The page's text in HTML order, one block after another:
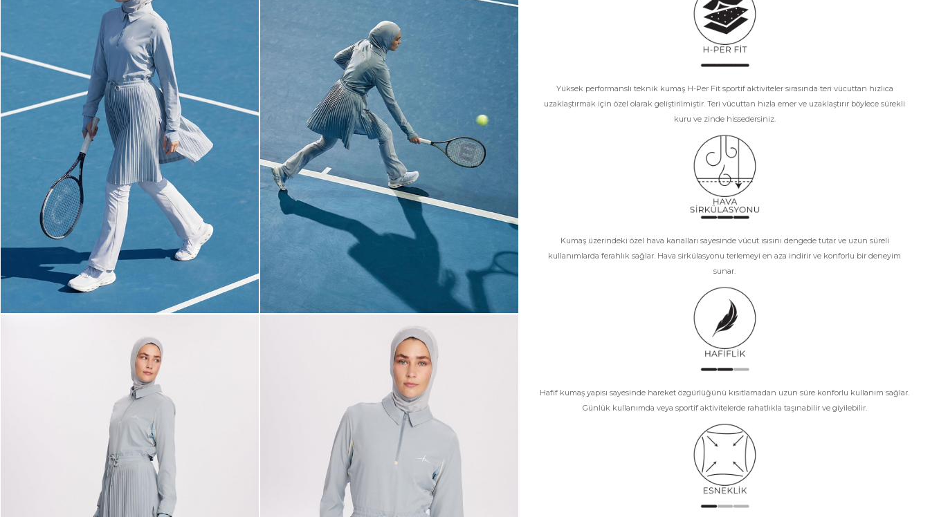
Yüksek performanslı teknik kumaş H-Per Fit sportif aktiviteler sırasında teri vücuttan hızlıca
uzaklaştırmak için özel olarak geliştirilmiştir. Teri vücuttan hızla emer ve uzaklaştırır böylece sürekli
kuru ve zinde hissedersiniz.
Kumaş üzerindeki özel hava kanalları sayesinde vücut ısısını dengede tutar ve uzun süreli
kullanımlarda ferahlık sağlar. Hava sirkülasyonu terlemeyi en aza indirir ve konforlu bir deneyim
sunar.
Hafif kumaş yapısı sayesinde hareket özgürlüğünü kısıtlamadan uzun süre konforlu kullanım sağlar.
Günlük kullanımda veya sportif aktivitelerde rahatlıkla taşınabilir ve giyilebilir.